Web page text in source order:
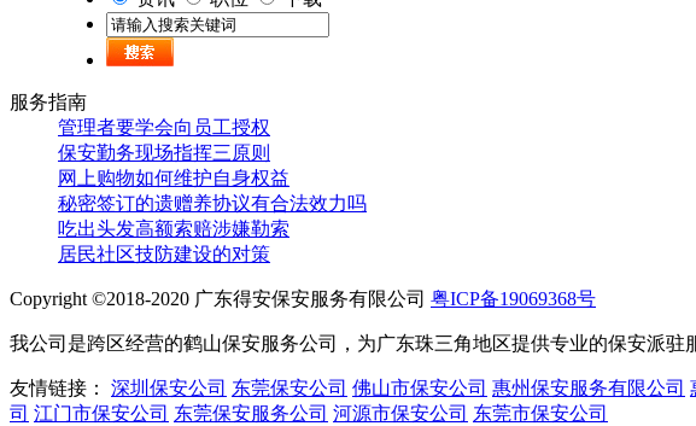
服务指南
管理者要学会向员工授权
保安勤务现场指挥三原则
网上购物如何维护自身权益
秘密签订的遗赠养协议有合法效力吗
吃出头发高额索赔涉嫌勒索
居民社区技防建设的对策
Copyright ©2018-2020 广东得安保安服务有限公司 粤ICP备19069368号
我公司是跨区经营的鹤山保安服务公司，为广东珠三角地区提供专业的保安派驻
友情链接： 深圳保安公司 东莞保安公司 佛山市保安公司 惠州保安服务有限公司
司 江门市保安公司 东莞保安服务公司 河源市保安公司 东莞市保安公司